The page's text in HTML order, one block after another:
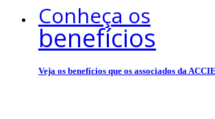
Conheça os
benefícios
Veja os benefícios que os associados da